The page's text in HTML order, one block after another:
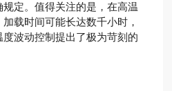
定。值得关注的是，在高温
载时间可能长达数千小时，
波动控制提出了极为苛刻的